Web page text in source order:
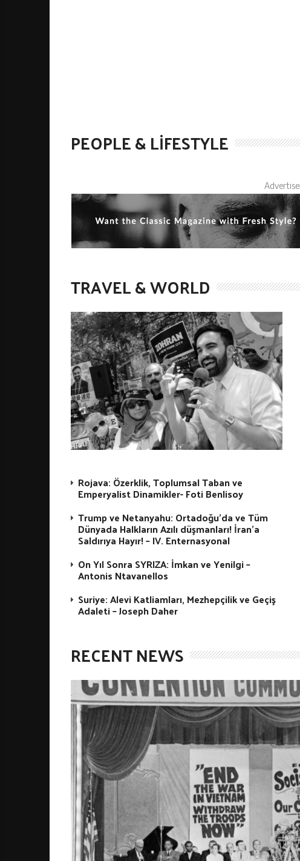
PEOPLE & LIFESTYLE
TRAVEL & WORLD
Rojava: Özerklik, Toplumsal Taban ve
Emperyalist Dinamikler- Foti Benlisoy
Trump ve Netanyahu: Ortadoğu’da ve Tüm
Dünyada Halkların Azılı düşmanları! İran’a
Saldırıya Hayır! – IV. Enternasyonal
On Yıl Sonra SYRIZA: İmkan ve Yenilgi –
Antonis Ntavanellos
Suriye: Alevi Katliamları, Mezhepçilik ve Geçiş
Adaleti – Joseph Daher
RECENT NEWS